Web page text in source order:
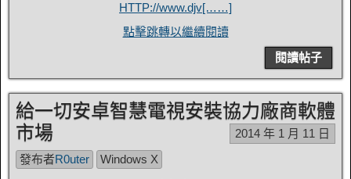
HTTP://www.djv[……]
點擊跳轉以繼續閱讀
閱讀帖子
給一切安卓智慧電視安裝協力廠商軟體
市場
2014 年 1 月 11 日
發布者R0uter Windows X